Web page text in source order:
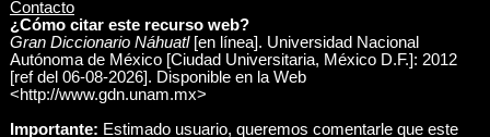
Contacto
¿Cómo citar este recurso web?
Gran Diccionario Náhuatl[en línea]. Universidad Nacional
Autónoma de México [Ciudad Universitaria, México D.F.]: 2012
[ref del 06-08-2026]. Disponible en la Web
<http://www.gdn.unam.mx>
Importante: Estimado usuario, queremos comentarle que este